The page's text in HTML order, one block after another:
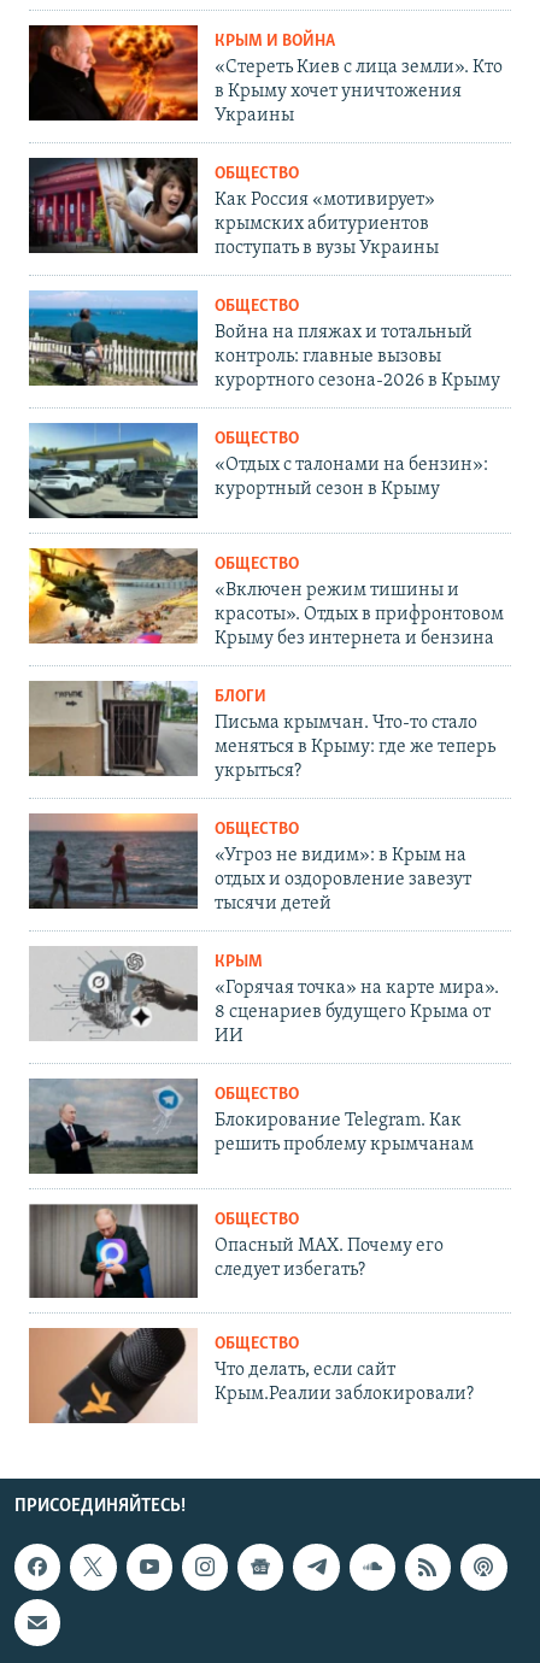
КРЫМ И ВОЙНА
«Стереть Киев с лица земли». Кто
в Крыму хочет уничтожения
Украины
ОБЩЕСТВО
Как Россия «мотивирует»
крымских абитуриентов
поступать в вузы Украины
ОБЩЕСТВО
Война на пляжах и тотальный
контроль: главные вызовы
курортного сезона-2026 в Крыму
ОБЩЕСТВО
«Отдых с талонами на бензин»:
курортный сезон в Крыму
ОБЩЕСТВО
«Включен режим тишины и
красоты». Отдых в прифронтовом
Крыму без интернета и бензина
БЛОГИ
Письма крымчан. Что-то стало
меняться в Крыму: где же теперь
укрыться?
ОБЩЕСТВО
«Угроз не видим»: в Крым на
отдых и оздоровление завезут
тысячи детей
КРЫМ
«Горячая точка» на карте мира».
8 сценариев будущего Крыма от
ИИ
ОБЩЕСТВО
Блокирование Telegram. Как
решить проблему крымчанам
ОБЩЕСТВО
Опасный MAX. Почему его
следует избегать?
ОБЩЕСТВО
Что делать, если сайт
Крым.Реалии заблокировали?
ПРИСОЕДИНЯЙТЕСЬ!